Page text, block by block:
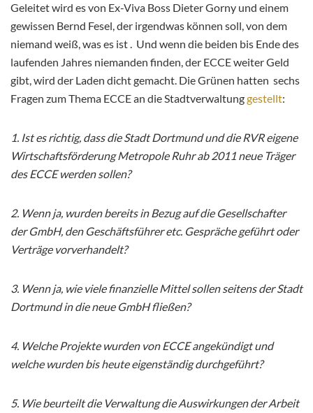
Geleitet wird es von Ex-Viva Boss Dieter Gorny und einem
gewissen Bernd Fesel, der irgendwas können soll, von dem
niemand weiß, was es ist . Und wenn die beiden bis Ende des
laufenden Jahres niemanden finden, der ECCE weiter Geld
gibt, wird der Laden dicht gemacht. Die Grünen hatten sechs
Fragen zum Thema ECCE an die Stadtverwaltunggestellt:
1. Ist es richtig, dass die Stadt Dortmund und die RVR eigene
Wirtschaftsförderung Metropole Ruhr ab 2011 neue Träger
des ECCE werden sollen?
2. Wenn ja, wurden bereits in Bezug auf die Gesellschafter
der GmbH, den Geschäftsführer etc. Gespräche geführt oder
Verträge vorverhandelt?
3. Wenn ja, wie viele finanzielle Mittel sollen seitens der Stadt
Dortmund in die neue GmbH fließen?
4. Welche Projekte wurden von ECCE angekündigt und
welche wurden bis heute eigenständig durchgeführt?
5. Wie beurteilt die Verwaltung die Auswirkungen der Arbeit